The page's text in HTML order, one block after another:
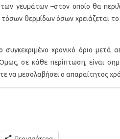
γευμάτων –στον οποίο θα
θερμίδων όσων χρειάζεται
συγκεκριμένο χρονικό όριο
σε κάθε περίπτωση, είναι
να μεσολαβήσει ο απαραίτητος
Οι 4 πιο λαχταριστές